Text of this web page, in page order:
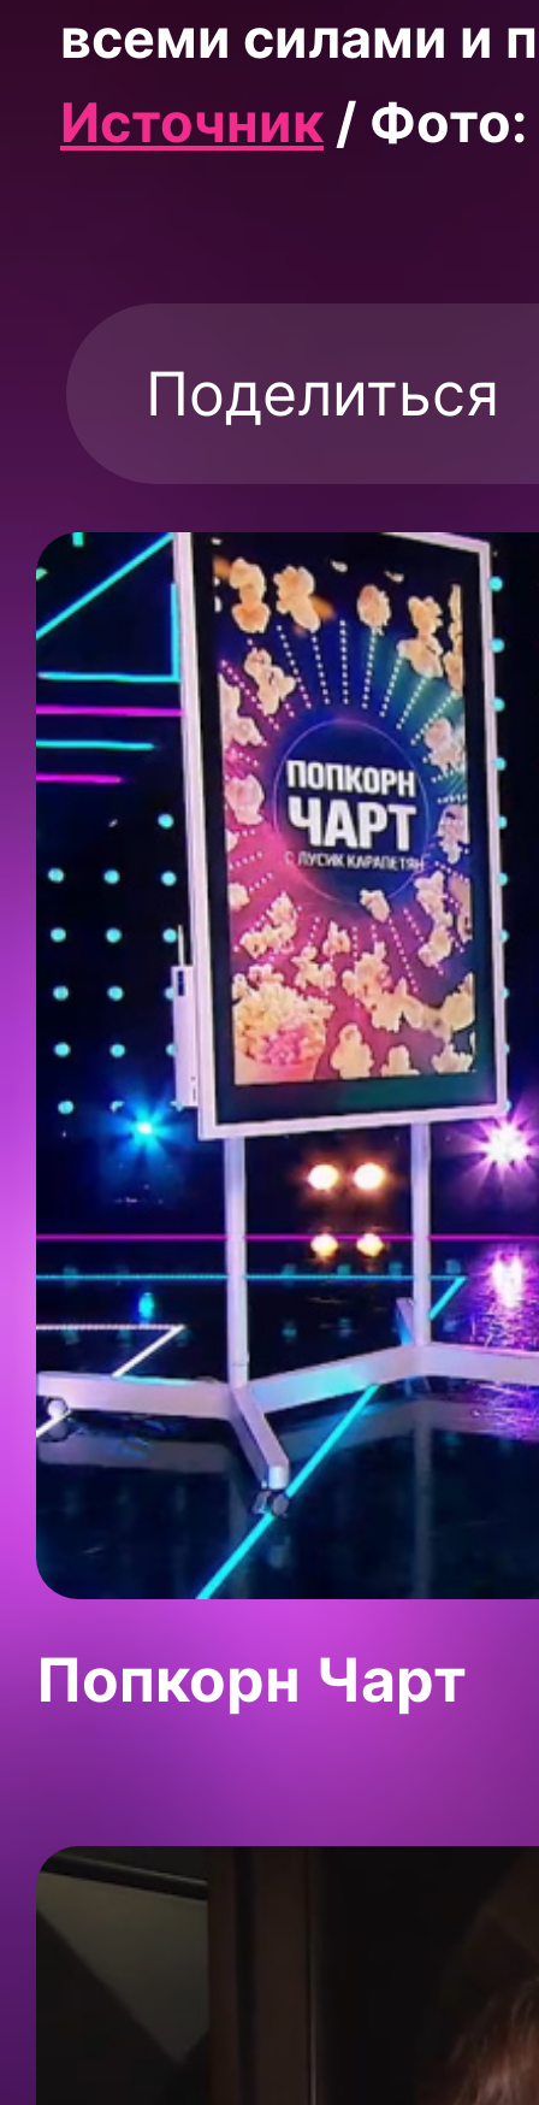
всеми силами и
Источник / Фото:
Поделиться
Попкорн Чарт